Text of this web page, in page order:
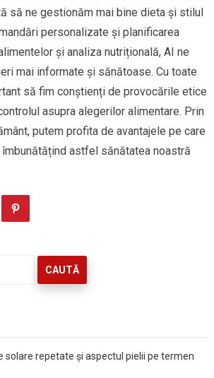
să ne gestionăm mai bine dieta și stilul
personalizate și planificarea
și analiza nutrițională, AI ne
mai informate și sănătoase. Cu toate
să fim conștienți de provocările etice
asupra alegerilor alimentare. Prin
putem profita de avantajele pe care
astfel sănătatea noastră
solare repetate și aspectul pielii pe termen